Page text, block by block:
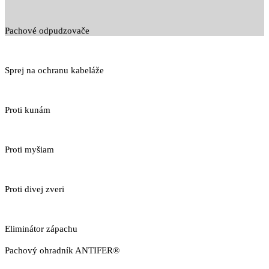
Pachové odpudzovače
Sprej na ochranu kabeláže
Proti kunám
Proti myšiam
Proti divej zveri
Eliminátor zápachu
Pachový ohradník ANTIFER®